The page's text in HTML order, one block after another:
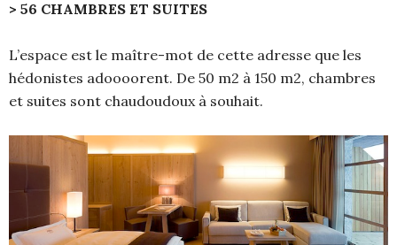
> 56 CHAMBRES ET SUITES
L’espace est le maître-mot de cette adresse que les
hédonistes adoooorent. De 50 m2 à 150 m2, chambres
et suites sont chaudoudoux à souhait.